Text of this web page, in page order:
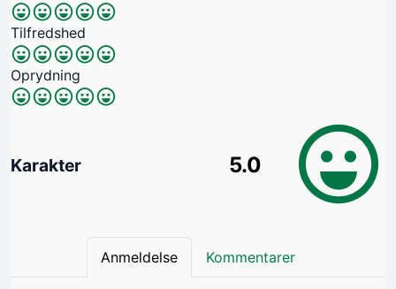
Tilfredshed
Oprydning
Karakter 5.0
Anmeldelse Kommentarer